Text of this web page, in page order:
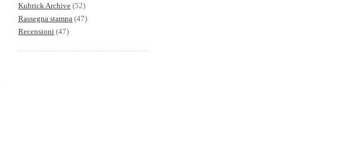
Kubrick Archive (52)
Rassegna stampa (47)
Recensioni (47)